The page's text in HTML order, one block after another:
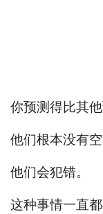
你预测得比其
他们根本没有
他们会犯错。
这种事情一直都